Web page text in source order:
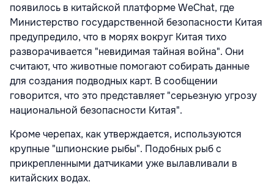
появилось в китайской платформе WeChat, где
Министерство государственной безопасности Китая
предупредило, что в морях вокруг Китая тихо
разворачивается "невидимая тайная война". Они
считают, что животные помогают собирать данные
для создания подводных карт. В сообщении
говорится, что это представляет "серьезную угрозу
национальной безопасности Китая".
Кроме черепах, как утверждается, используются
крупные "шпионские рыбы". Подобных рыб с
прикрепленными датчиками уже вылавливали в
китайских водах.